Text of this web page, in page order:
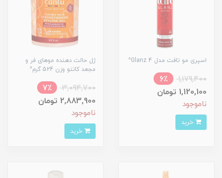
اسپری مو تافت مدل Glanz 4^
1,179,400
6٪
1,120,100 تومان
ناموجود
ژل حالت دهنده موهای فر و
مجعد کانتو وزن 524 گرم^
3,094,700
7٪
2,883,900 تومان
ناموجود